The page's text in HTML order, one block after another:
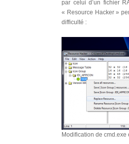
par celui d’un fichier
« Resource Hacker »
difficulté :
Modification de